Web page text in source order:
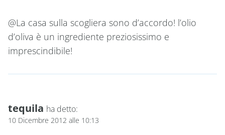
@La casa sulla scogliera sono d’accordo! l’olio
d’oliva è un ingrediente preziosissimo e
imprescindibile!
tequila ha detto:
10 Dicembre 2012 alle 10:13